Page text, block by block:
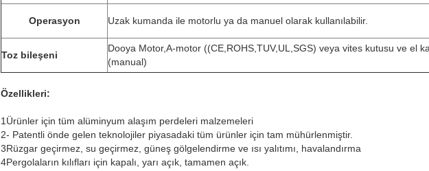
Operasyon Uzak kumanda ile motorlu ya da manuel olarak kullanılabilir.
Toz bileşeni
Dooya Motor,A-motor ((CE,ROHS,TUV,UL,SGS) veya vites kutusu ve el
(manual)
Özellikleri:
1Ürünler için tüm alüminyum alaşım perdeleri malzemeleri
2- Patentli önde gelen teknolojiler piyasadaki tüm ürünler için tam mühürlenmiştir.
3Rüzgar geçirmez, su geçirmez, güneş gölgelendirme ve ısı yalıtımı, havalandırma
4Pergolaların kılıfları için kapalı, yarı açık, tamamen açık.